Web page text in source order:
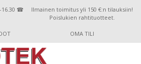
16.30 ☎
Ilmainen toimitus yli 150 €:n tilauksiin!
Poislukien rahtituotteet.
OMA TILI